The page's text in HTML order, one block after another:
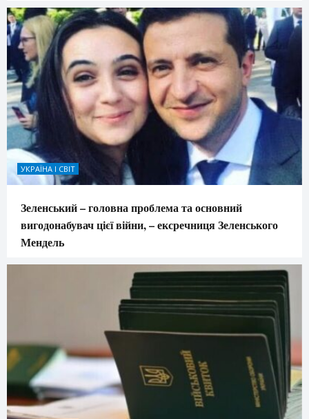
УКРАЇНА І СВІТ
Зеленський – головна проблема та основний
вигодонабувач цієї війни, – ексречниця Зеленського
Мендель